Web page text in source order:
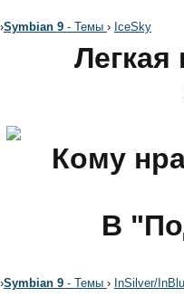
›Symbian 9 - Темы › IceSky
Кому
В
›Symbian 9 - Темы › InSilver/